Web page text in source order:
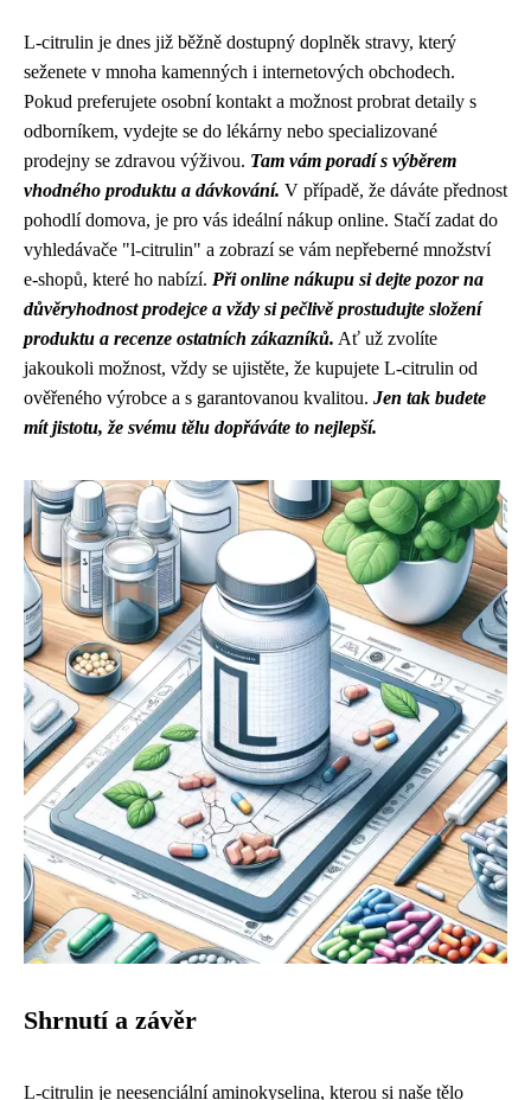
L-citrulin je dnes již běžně dostupný doplněk stravy, který
seženete v mnoha kamenných i internetových obchodech.
Pokud preferujete osobní kontakt a možnost probrat detaily s
odborníkem, vydejte se do lékárny nebo specializované
prodejny se zdravou výživou. Tam vám poradí s výběrem
vhodného produktu a dávkování. V případě, že dáváte přednost
pohodlí domova, je pro vás ideální nákup online. Stačí zadat do
vyhledávače "l-citrulin" a zobrazí se vám nepřeberné množství
e-shopů, které ho nabízí. Při online nákupu si dejte pozor na
důvěryhodnost prodejce a vždy si pečlivě prostudujte složení
produktu a recenze ostatních zákazníků. Ať už zvolíte
jakoukoli možnost, vždy se ujistěte, že kupujete L-citrulin od
ověřeného výrobce a s garantovanou kvalitou. Jen tak budete
mít jistotu, že svému tělu dopřáváte to nejlepší.
Shrnutí a závěr
L-citrulin je neesenciální aminokyselina, kterou si naše tělo